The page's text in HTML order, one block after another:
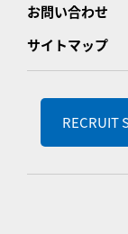
お問い合わせ
サイトマップ
RECRUIT